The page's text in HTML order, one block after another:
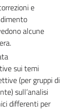
e
alcune
sui temi
(per gruppi di
sull’analisi
differenti per